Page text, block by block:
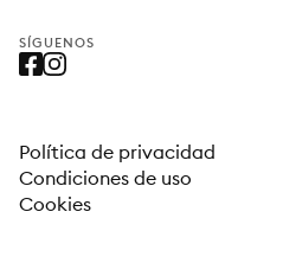
SÍGUENOS
Política de privacidad
Condiciones de uso
Cookies